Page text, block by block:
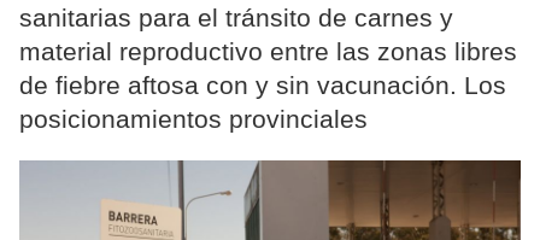
sanitarias para el tránsito de carnes y
material reproductivo entre las zonas libres
de fiebre aftosa con y sin vacunación. Los
posicionamientos provinciales